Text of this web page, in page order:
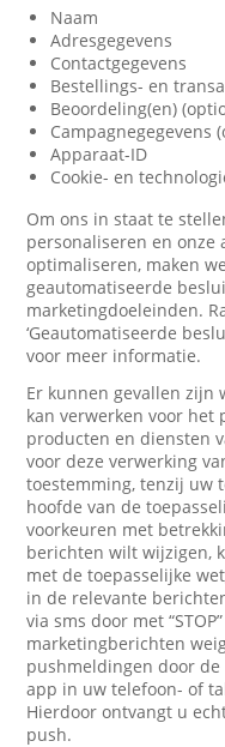
Naam
Adresgegevens
Contactgegevens
Bestellings- en
Beoordeling(en)
Campagnegegevens
Apparaat-ID
Cookie- en
Om ons in staat te
personaliseren en onze
optimaliseren, maken
geautomatiseerde
marketingdoeleinden.
‘Geautomatiseerde
voor meer informatie.
Er kunnen gevallen zijn
kan verwerken voor het
producten en diensten
voor deze verwerking
toestemming, tenzij uw
hoofde van de
voorkeuren met
berichten wilt wijzigen,
met de toepasselijke
in de relevante
via sms door met
marketingberichten
pushmeldingen door
app in uw telefoon- of
Hierdoor ontvangt u
push.